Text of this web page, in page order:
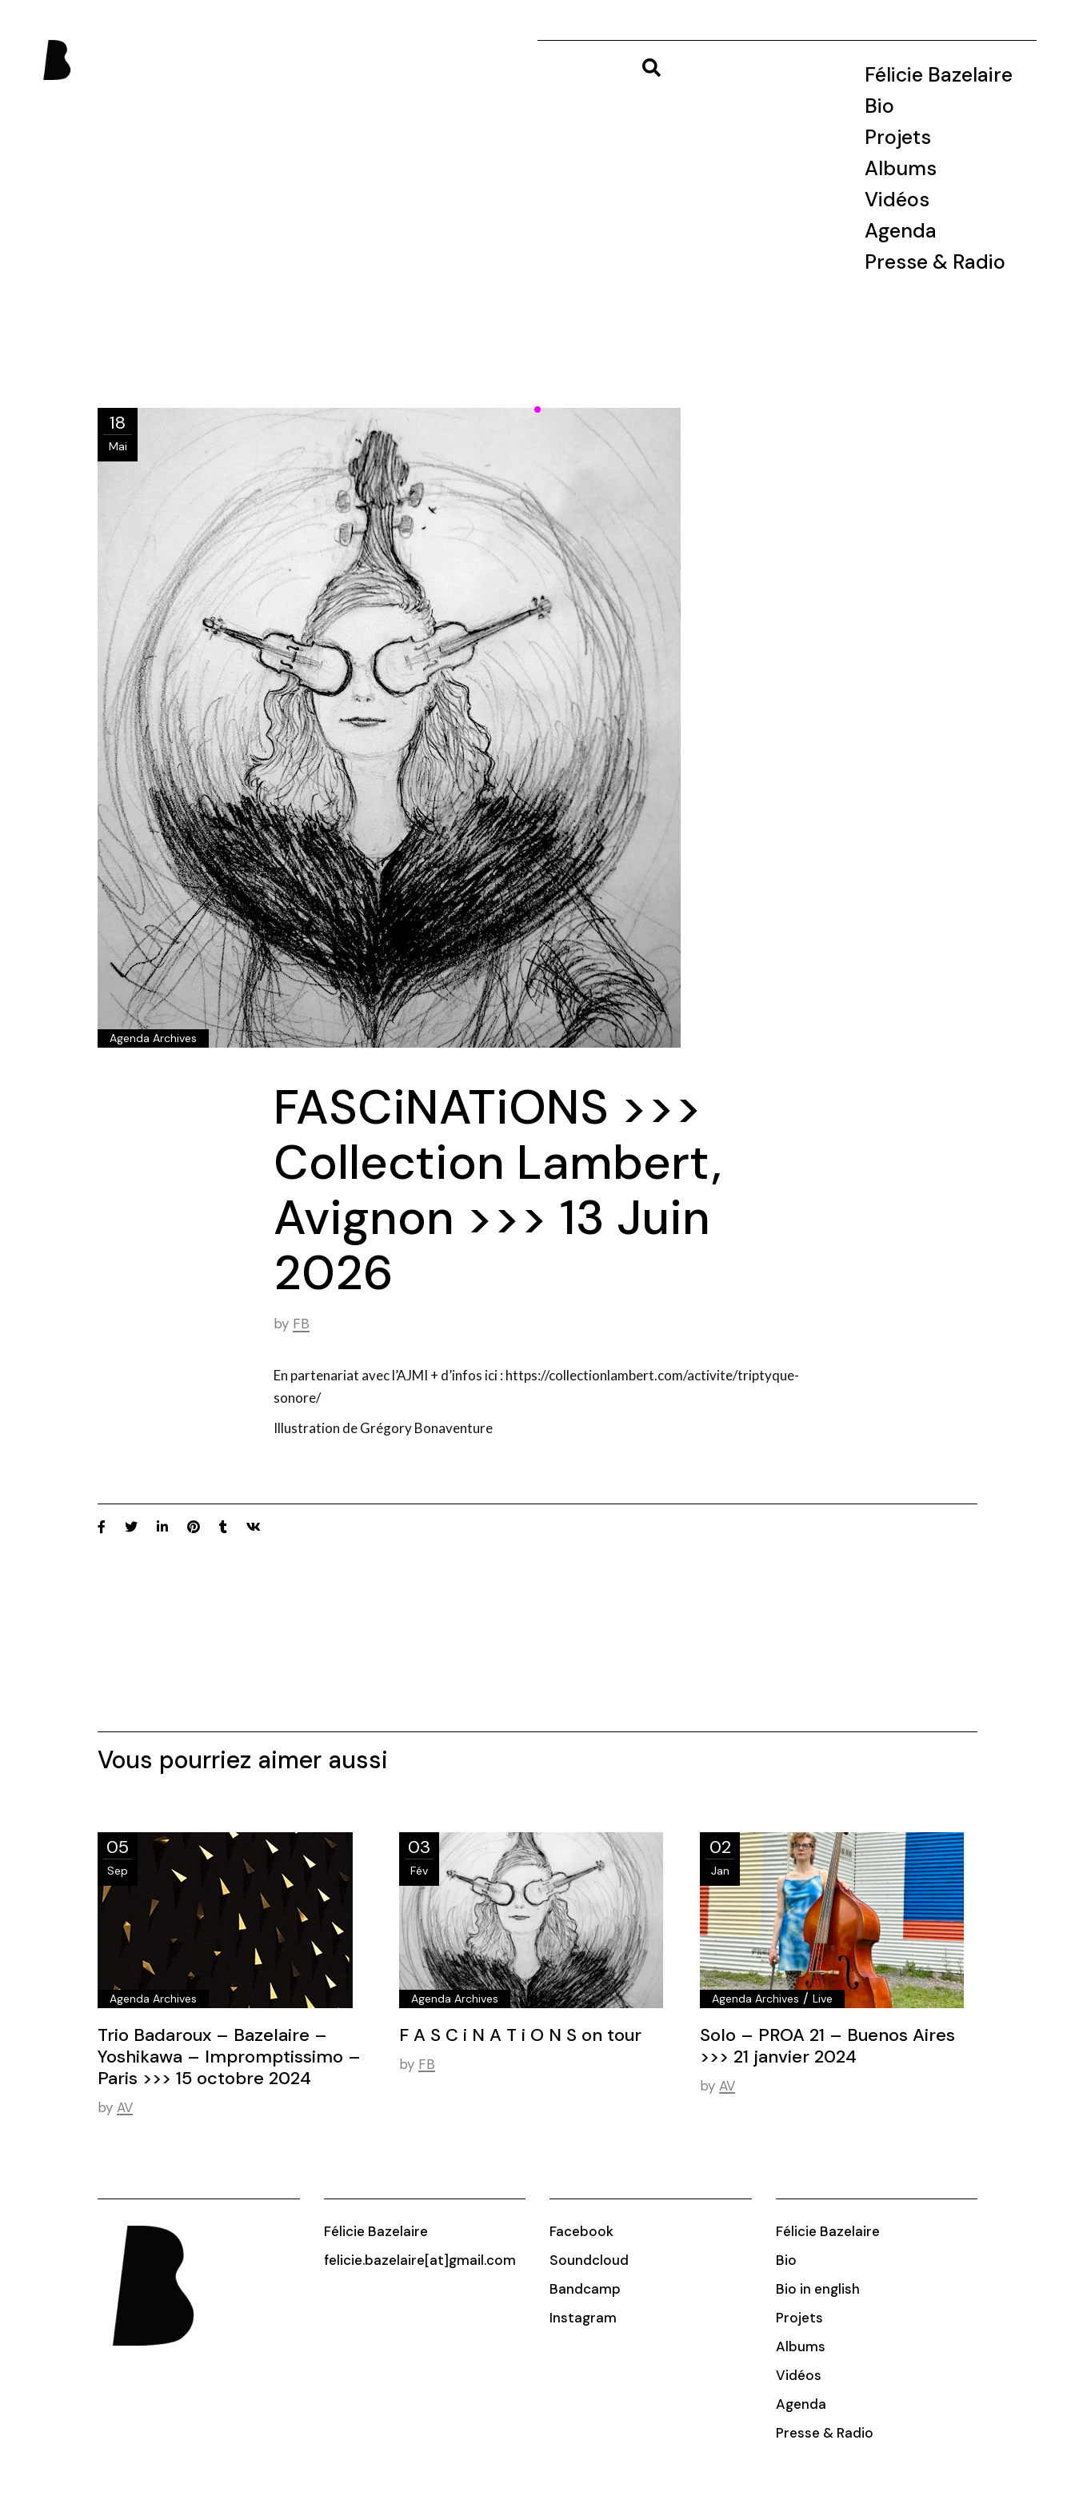
Félicie Bazelaire
Bio
Projets
Albums
Vidéos
Agenda
Presse & Radio
18
Mai
Agenda Archives
FASCiNATiONS >>>
Collection Lambert,
Avignon >>> 13 Juin
2026
by FB
En partenariat avec l’AJMI + d’infos ici : https://collectionlambert.com/activite/triptyque-
sonore/
Illustration de Grégory Bonaventure
05
Sep
Agenda Archives
Trio Badaroux – Bazelaire –
Yoshikawa – Impromptissimo –
Paris >>> 15 octobre 2024
by AV
03
Fév
Agenda Archives
F A S C i N A T i O N S on tour
by FB
02
Jan
Agenda Archives /Live
Solo – PROA 21 – Buenos Aires
>>> 21 janvier 2024
by AV
Félicie Bazelaire
felicie.bazelaire[at]gmail.com
Facebook
Soundcloud
Bandcamp
Instagram
Félicie Bazelaire
Bio
Bio in english
Projets
Albums
Vidéos
Agenda
Presse & Radio